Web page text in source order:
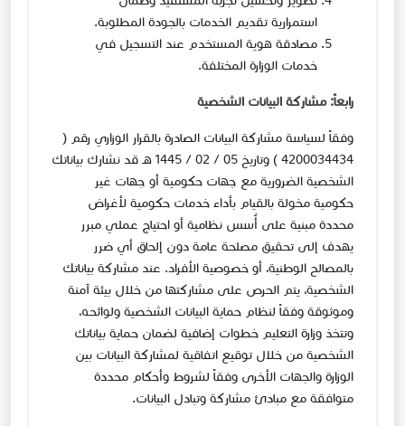
استمرارية تقديم الخدمات بالجودة المطلوبة.
مصادقة هوية المستخدم عند التسجيل في
خدمات الوزارة المختلفة.
رابعاً: مشاركة البيانات الشخصية
وفقاً لسياسة مشاركة البيانات الصادرة بالقرار الوزاري رقم (
4200034434 ) وتاريخ 05 / 02 / 1445 هـ قد نشارك بياناتك
الشخصية الضرورية مع جهات حكومية أو جهات غير
حكومية مخولة بالقيام بأداء خدمات حكومية لأغراض
محددة مبنية على أُسس نظامية أو احتياج عملي مبرر
يهدف إلى تحقيق مصلحة عامة دون إلحاق أي ضرر
بالمصالح الوطنية، أو خصوصية الأفراد. عند مشاركة بياناتك
الشخصية، يتم الحرص على مشاركتها من خلال بيئة آمنة
وموثوقة وفقاً لنظام حماية البيانات الشخصية ولوائحه،
وتتخذ وزارة التعليم خطوات إضافية لضمان حماية بياناتك
الشخصية من خلال توقيع اتفاقية لمشاركة البيانات بين
الوزارة والجهات الأخرى وفقاً لشروط وأحكام محددة
متوافقة مع مبادئ مشاركة وتبادل البيانات.​